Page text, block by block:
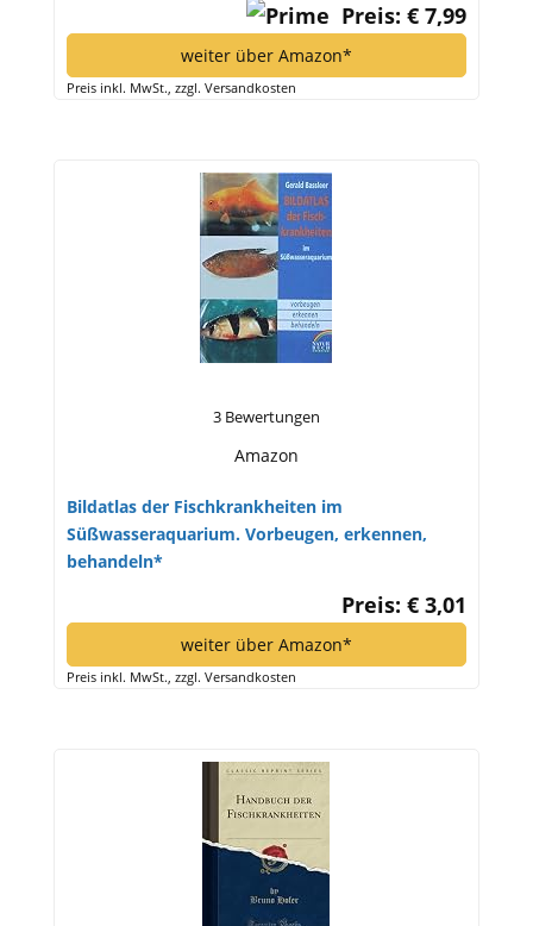
Preis: € 7,99
weiter über Amazon*
Preis inkl. MwSt., zzgl. Versandkosten
3 Bewertungen
Amazon
Bildatlas der Fischkrankheiten im
Süßwasseraquarium. Vorbeugen, erkennen,
behandeln*
Preis: € 3,01
weiter über Amazon*
Preis inkl. MwSt., zzgl. Versandkosten